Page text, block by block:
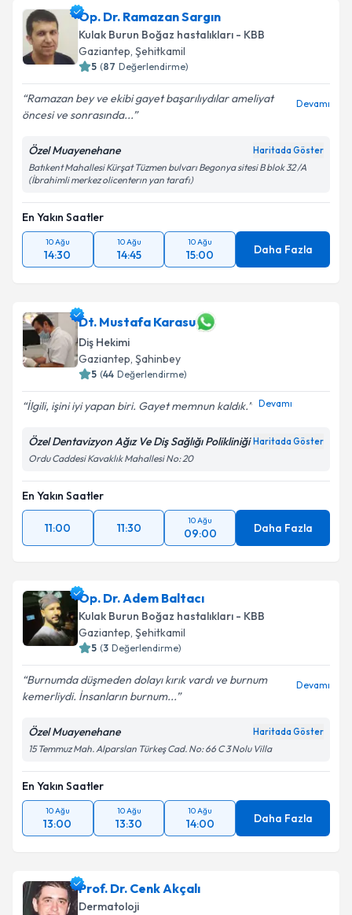
Op. Dr. Ramazan Sargın
Kulak Burun Boğaz hastalıkları - KBB
Gaziantep, Şehitkamil
5 (87 Değerlendirme)
Ramazan bey ve ekibi gayet başarılıydılar ameliyat
öncesi ve sonrasında...
Devamı
Özel Muayenehane Haritada Göster
Batıkent Mahallesi Kürşat Tüzmen bulvarı Begonya sitesi B blok 32 /A
(İbrahimli merkez olicenterın yan tarafı)
En Yakın Saatler
10 Ağu
14:30
10 Ağu
14:45
10 Ağu
15:00 Daha Fazla
Dt. Mustafa Karasu
Diş Hekimi
Gaziantep, Şahinbey
5 (44 Değerlendirme)
İlgili, işini iyi yapan biri. Gayet memnun kaldık. Devamı
Özel Dentavizyon Ağız Ve Diş Sağlığı Polikliniği Haritada Göster
Ordu Caddesi Kavaklık Mahallesi No: 20
En Yakın Saatler
11:00 11:30
10 Ağu
09:00 Daha Fazla
Op. Dr. Adem Baltacı
Kulak Burun Boğaz hastalıkları - KBB
Gaziantep, Şehitkamil
5 (3 Değerlendirme)
Burnumda düşmeden dolayı kırık vardı ve burnum
kemerliydi. İnsanların burnum...
Devamı
Özel Muayenehane Haritada Göster
15 Temmuz Mah. Alparslan Türkeş Cad. No: 66 C 3 Nolu Villa
En Yakın Saatler
10 Ağu
13:00
10 Ağu
13:30
10 Ağu
14:00 Daha Fazla
Prof. Dr. Cenk Akçalı
Dermatoloji